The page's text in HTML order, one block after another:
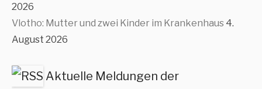
2026
Vlotho: Mutter und zwei Kinder im Krankenhaus 4.
August 2026
Aktuelle Meldungen der